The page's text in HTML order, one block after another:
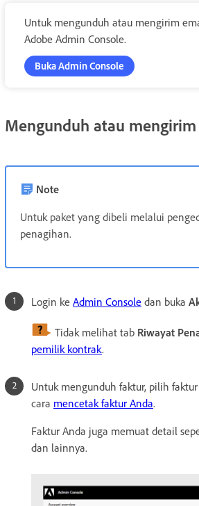
Untuk mengunduh atau mengirim
Adobe Admin Console.
Buka Admin Console
Mengunduh atau
Note
Untuk paket yang dibeli melalui
penagihan.
Login ke Admin Console dan buka
Tidak melihat tab Riwayat
pemilik kontrak.
Untuk mengunduh faktur, pilih
cara mencetak faktur Anda.
Faktur Anda juga memuat detail
dan lainnya.